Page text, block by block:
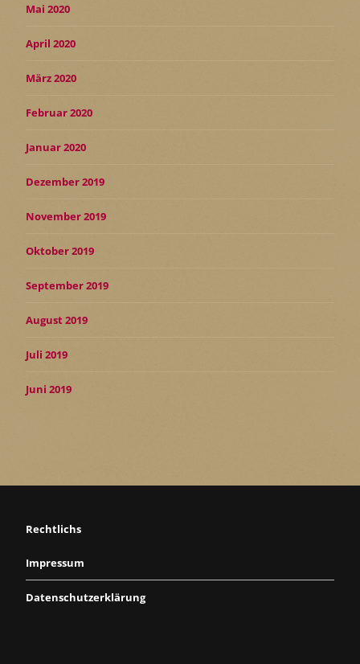
Mai 2020
April 2020
März 2020
Februar 2020
Januar 2020
Dezember 2019
November 2019
Oktober 2019
September 2019
August 2019
Juli 2019
Juni 2019
Rechtlichs
Impressum
Datenschutzerklärung